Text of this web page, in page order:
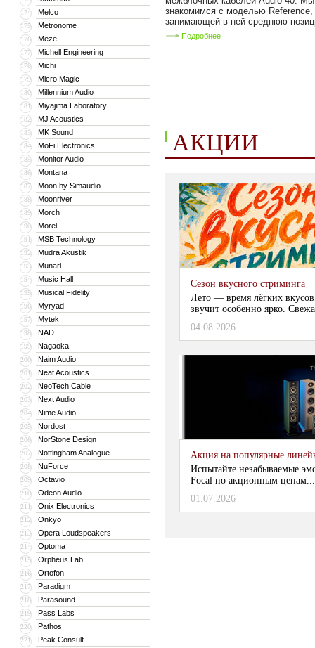
174 Melco
175 Metronome
176 Meze
177 Michell Engineering
178 Michi
179 Micro Magic
180 Millennium Audio
181 Miyajima Laboratory
182 MJ Acoustics
183 MK Sound
184 MoFi Electronics
185 Monitor Audio
186 Montana
187 Moon by Simaudio
188 Moonriver
189 Morch
190 Morel
191 MSB Technology
192 Mudra Akustik
193 Munari
194 Music Hall
195 Musical Fidelity
196 Myryad
197 Mytek
198 NAD
199 Nagaoka
200 Naim Audio
201 Neat Acoustics
202 NeoTech Cable
203 Next Audio
204 Nime Audio
205 Nordost
206 NorStone Design
207 Nottingham Analogue
208 NuForce
209 Octavio
210 Odeon Audio
211 Onix Electronics
212 Onkyo
213 Opera Loudspeakers
214 Optoma
215 Orpheus Lab
216 Ortofon
217 Paradigm
218 Parasound
219 Pass Labs
220 Pathos
221 Peak Consult
знакомимся с моделью Reference,
занимающей в ней среднюю
Подробнее
АКЦИИ
Сезон вкусного стриминга
Лето — время лёгких
звучит особенно ярко.
04.08.2026
Акция на популярные
Испытайте незабываемые
Focal по акционным
01.07.2026